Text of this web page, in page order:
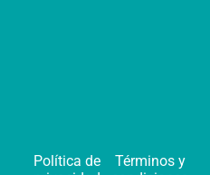
Política de
Términos y